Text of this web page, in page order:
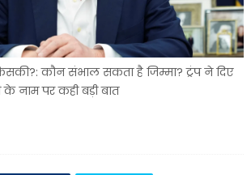
कौन संभाल सकता है जिम्मा? ट्रंप ने दिए
नाम पर कही बड़ी बात